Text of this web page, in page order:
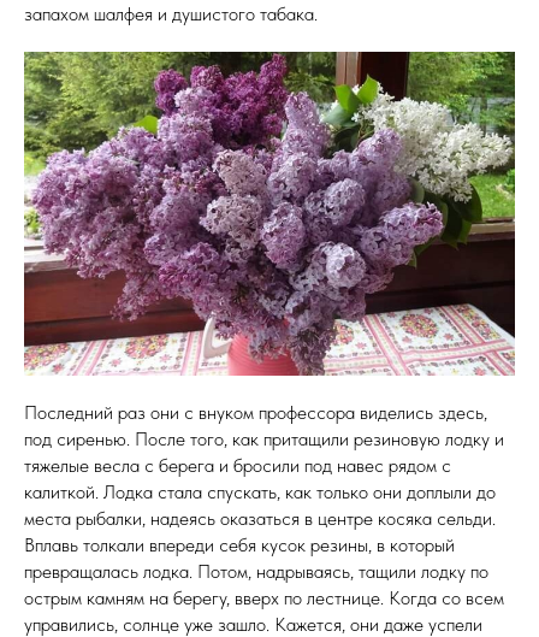
запахом шалфея и душистого табака.
Последний раз они с внуком профессора виделись здесь,
под сиренью. После того, как притащили резиновую лодку и
тяжелые весла с берега и бросили под навес рядом с
калиткой. Лодка стала спускать, как только они доплыли до
места рыбалки, надеясь оказаться в центре косяка сельди.
Вплавь толкали впереди себя кусок резины, в который
превращалась лодка. Потом, надрываясь, тащили лодку по
острым камням на берегу, вверх по лестнице. Когда со всем
управились, солнце уже зашло. Кажется, они даже успели